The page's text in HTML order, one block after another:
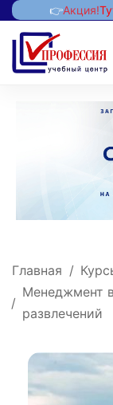
👉Акция!
Главная
Менеджмент
развлечений